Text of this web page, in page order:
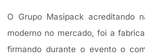
O Grupo Masipack acreditando
moderno no mercado, foi a
firmando durante o evento o